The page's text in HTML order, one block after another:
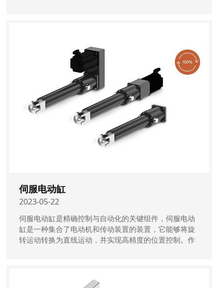
伺服电动缸
2023-05-22
伺服电动缸是精确控制与自动化的关键组件，伺服电动
缸是一种集合了电动机和传动装置的装置，它能够将旋
转运动转换为直线运动，并实现高精度的位置控制。作